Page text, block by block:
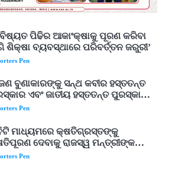
Pen
ବୁଣାକାରଙ୍କୁ ସନ୍ଥ କବୀର ହସ୍ତତନ୍ତ
ଏବଂ ଜାତୀୟ ହସ୍ତତନ୍ତ ପୁରସ୍କାର
ଓଡ଼ିଶାରୁ ୨ ଜଣଙ୍କୁ ମିଳିଲା
Pen
ମାଧ୍ୟମରେ କ୍ଷତିଗ୍ରସ୍ତଙ୍କୁ
ଦେବାକୁ ରାଜସ୍ୱ ମନ୍ତ୍ରୀଙ୍କ
Pen
ଫୁଡ୍ ପ୍ରୋ ୨୦୨୬ : ୪୩,୪୩୭ କୋଟି
ନିବେଶ ପ୍ରସ୍ତାବ ହାସଲ
Pen